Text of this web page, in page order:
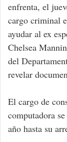
enfrenta, el
cargo criminal
ayudar al ex
Chelsea
del
revelar
El cargo de
computadora
año hasta su